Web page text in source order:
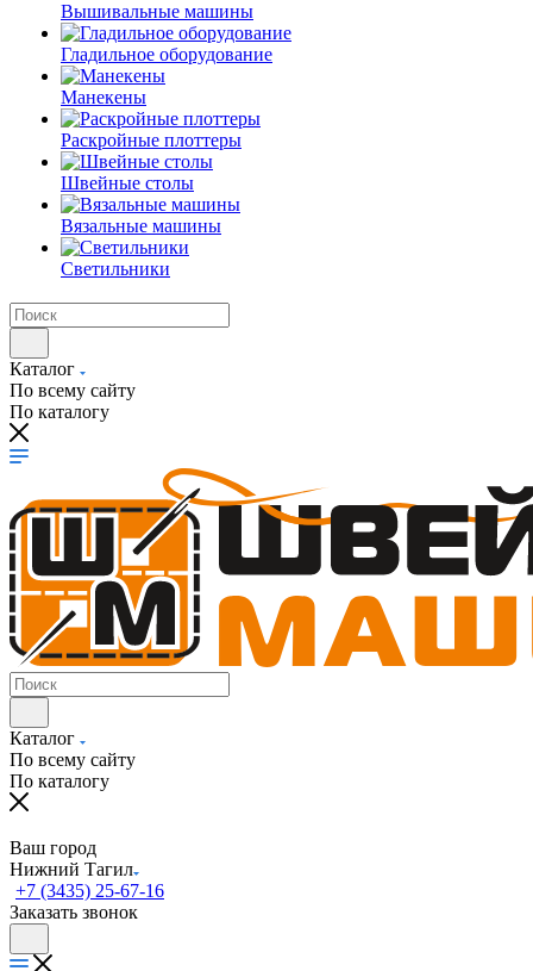
Вышивальные машины
Гладильное оборудование
Манекены
Раскройные плоттеры
Швейные столы
Вязальные машины
Светильники
Каталог
По всему сайту
По каталогу
Каталог
По всему сайту
По каталогу
Ваш город
Нижний Тагил
+7 (3435) 25-67-16
Заказать звонок